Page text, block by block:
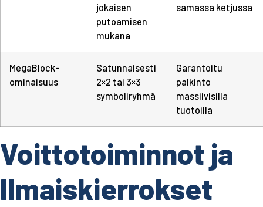
jokaisen
putoamisen
mukana
samassa ketjussa
MegaBlock-
ominaisuus
Satunnaisesti
2×2 tai 3×3
symboliryhmä
Garantoitu
palkinto
massiivisilla
tuotoilla
Voittotoiminnot ja
Ilmaiskierrokset